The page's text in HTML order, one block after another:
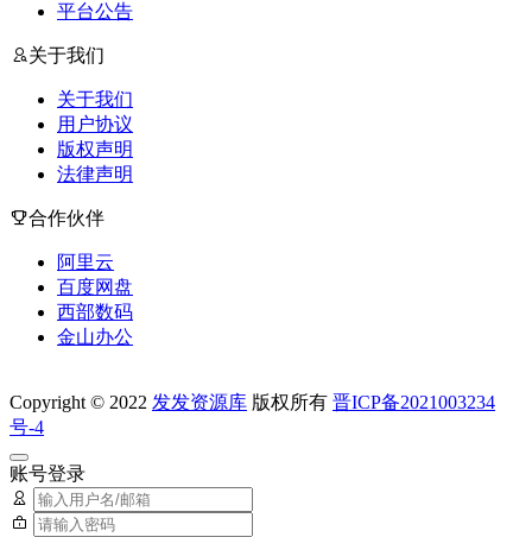
平台公告
关于我们
关于我们
用户协议
版权声明
法律声明
合作伙伴
阿里云
百度网盘
西部数码
金山办公
Copyright © 2022 发发资源库 版权所有 晋ICP备2021003234
号-4
账号登录